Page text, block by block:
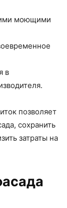
моющими
в
позволяет
сохранить
затраты на